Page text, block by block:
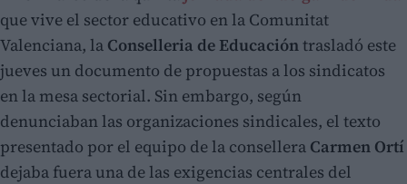
que vive el sector educativo en la Comunitat
Valenciana, la Conselleria de Educacióntrasladó este
jueves un documento de propuestas a los sindicatos
en la mesa sectorial. Sin embargo, según
denunciaban las organizaciones sindicales, el texto
presentado por el equipo de la consellera Carmen Ortí
dejaba fuera una de las exigencias centrales del